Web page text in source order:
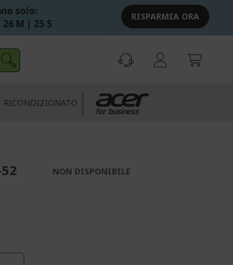
solo:
M | 24 S
RISPARMIA ORA
RICONDIZIONATO
NON DISPONIBILE